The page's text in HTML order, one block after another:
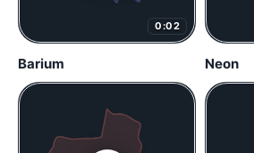
0:02
Barium Neon